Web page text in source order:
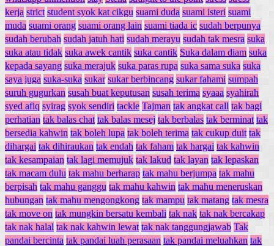
kerja strict student syok kat cikgu suami duda suami isteri suami
muda suami orang suami orang lain suami tiada ic sudah berpunya
sudah berubah sudah jatuh hati sudah merayu sudah tak mesra suka
suka atau tidak suka awek cantik suka cantik Suka dalam diam suka
kepada sayang suka merajuk suka paras rupa suka sama suka suka
saya juga suka-suka sukar sukar berbincang sukar fahami sumpah
suruh gugurkan susah buat keputusan susah terima syaaa syahirah
syed afiq syirag syok sendiri tackle Tajman tak angkat call tak bagi
perhatian tak balas chat tak balas mesej tak berbalas tak berminat tak
bersedia kahwin tak boleh lupa tak boleh terima tak cukup duit tak
dihargai tak dihiraukan tak endah tak faham tak hargai tak kahwin
tak kesampaian tak lagi memujuk tak lakud tak layan tak lepaskan
tak macam dulu tak mahu berharap tak mahu berjumpa tak mahu
berpisah tak mahu ganggu tak mahu kahwin tak mahu meneruskan
hubungan tak mahu mengongkong tak mampu tak matang tak mesra
tak move on tak mungkin bersatu kembali tak nak tak nak bercakap
tak nak halal tak nak kahwin lewat tak nak tanggungjawab Tak
pandai bercinta tak pandai luah perasaan tak pandai meluahkan tak